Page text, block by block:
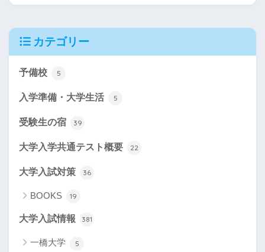
カテゴリー
予備校 5
入学準備・大学生活 5
受験生の宿 39
大学入学共通テスト概要 22
大学入試対策 36
BOOKS 19
大学入試情報 381
一橋大学 5